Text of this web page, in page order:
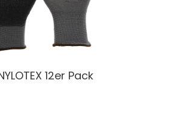
12er Pack